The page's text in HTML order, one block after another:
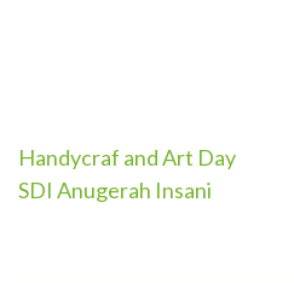
Post
navigation
Handycraf and Art Day
SDI Anugerah Insani